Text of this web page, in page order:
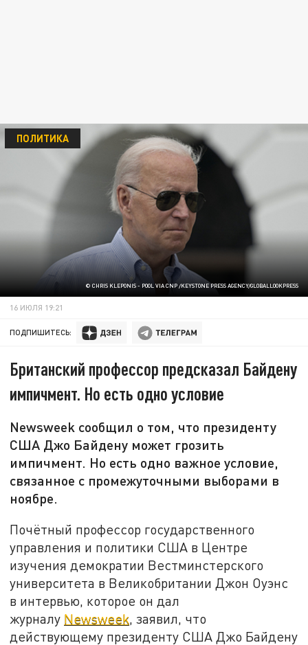
© CHRIS KLEPONIS - POOL VIA CNP /KEYSTONE PRESS AGENCY/GLOBALLOOKPRESS
ПОЛИТИКА
16 ИЮЛЯ 19:21
ПОДПИШИТЕСЬ:
Британский профессор предсказал Байдену
импичмент. Но есть одно условие
Newsweek сообщил о том, что президенту
США Джо Байдену может грозить
импичмент. Но есть одно важное условие,
связанное с промежуточными выборами в
ноябре.
Почётный профессор государственного
управления и политики США в Центре
изучения демократии Вестминстерского
университета в Великобритании Джон Оуэнс
в интервью, которое он дал
журналу Newsweek, заявил, что
действующему президенту США Джо Байдену